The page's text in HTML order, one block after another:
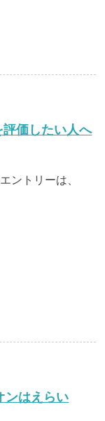
価したい人へ
ントリーは、
はえらい